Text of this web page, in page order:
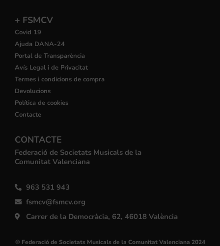
+ FSMCV
Covid 19
Ajuda DANA-24
Portal de Transparència
Avís Legal i de Privacitat
Termes i condicions de compra
Devolucions
Política de cookies
Contacte
CONTACTE
Federació de Societats Musicals de la
Comunitat Valenciana
963 531 943
fsmcv@fsmcv.org
Carrer de la Democràcia, 62, 46018 València
© Federació de Societats Musicals de la Comunitat Valenciana 2024